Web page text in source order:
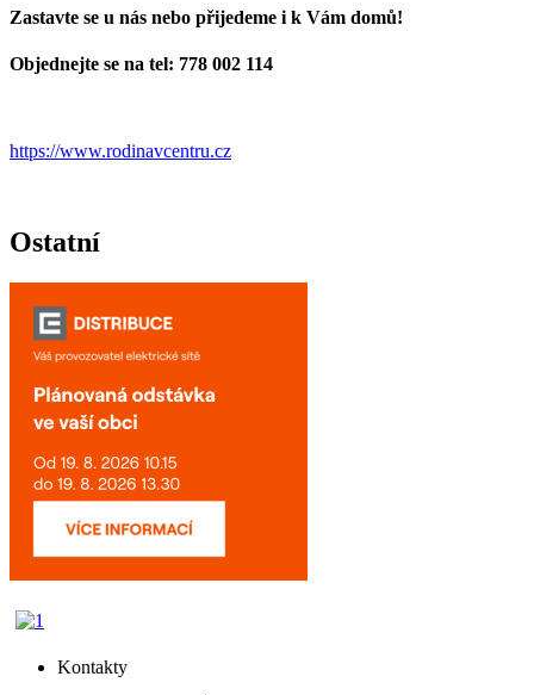
Zastavte se u nás nebo přijedeme i k Vám domů!
Objednejte se na tel: 778 002 114
https://www.rodinavcentru.cz
Ostatní
Kontakty